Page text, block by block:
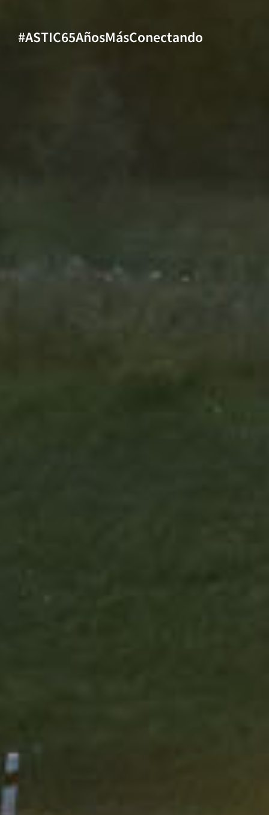
#ASTIC65AñosMásConectando